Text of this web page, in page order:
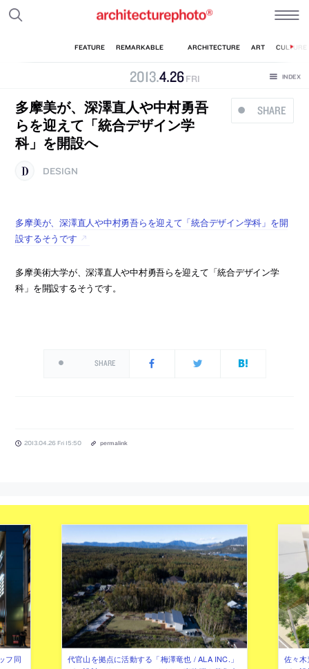
2013.4.26 FRI
SHARE
多摩美が、深澤直人や中村勇吾
らを迎えて「統合デザイン学
科」を開設へ
DESIGN
多摩美が、深澤直人や中村勇吾らを迎えて「統合デザイン学科」を開
設するそうです
多摩美術大学が、深澤直人や中村勇吾らを迎えて「統合デザイン学
科」を開設するそうです。
SHARE
2013.04.26 Fri 15:50 permalink
フ同
代官山を拠点に活動する「梅澤竜也 / ALA INC.」
佐々